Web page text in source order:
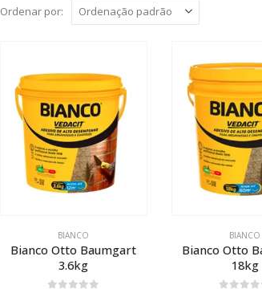
Ordenar por:
BIANCO
Bianco Otto Baumgart
3.6kg
BIANCO
Bianco Otto
18kg